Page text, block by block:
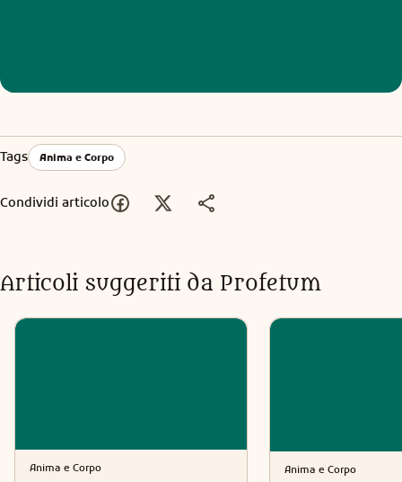
Tags Anima e Corpo
Condividi articolo
Articoli suggeriti da Profetum
Anima e Corpo Anima e Corpo